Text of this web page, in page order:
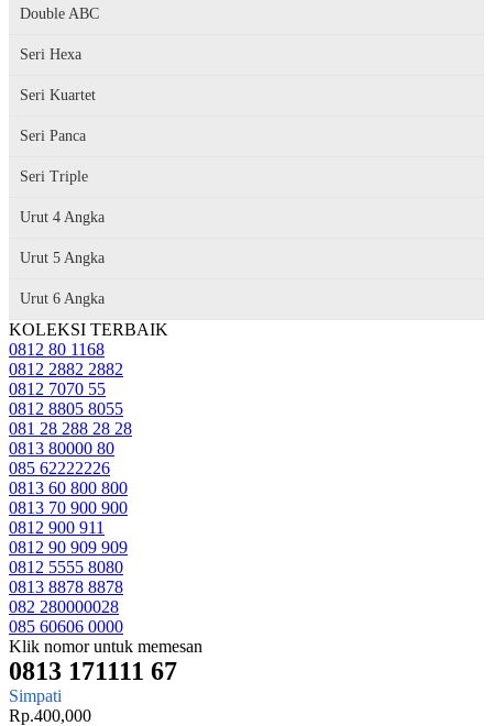
Double ABC
Seri Hexa
Seri Kuartet
Seri Panca
Seri Triple
Urut 4 Angka
Urut 5 Angka
Urut 6 Angka
KOLEKSI TERBAIK
0812 80 1168
0812 2882 2882
0812 7070 55
0812 8805 8055
081 28 288 28 28
0813 80000 80
085 62222226
0813 60 800 800
0813 70 900 900
0812 900 911
0812 90 909 909
0812 5555 8080
0813 8878 8878
082 280000028
085 60606 0000
Klik nomor untuk memesan
0813 171111 67
Simpati
Rp.400,000